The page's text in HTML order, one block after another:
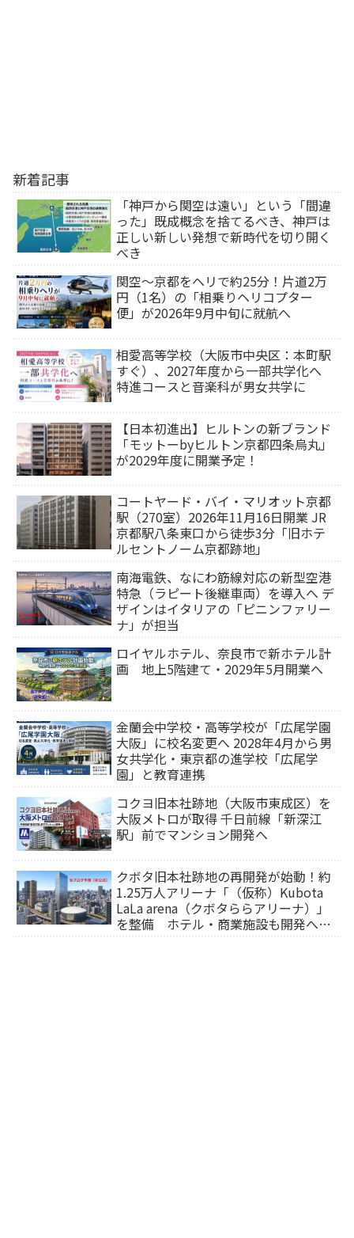
新着記事
「神戸から関空は遠い」という「間違
った」既成概念を捨てるべき、神戸は
正しい新しい発想で新時代を切り開く
べき
関空～京都をヘリで約25分！片道2万
円（1名）の「相乗りヘリコプター
便」が2026年9月中旬に就航へ
相愛高等学校（大阪市中央区：本町駅
すぐ）、2027年度から一部共学化へ
特進コースと音楽科が男女共学に
【日本初進出】ヒルトンの新ブランド
「モットーbyヒルトン京都四条烏丸」
が2029年度に開業予定！
コートヤード・バイ・マリオット京都
駅（270室）2026年11月16日開業 JR
京都駅八条東口から徒歩3分「旧ホテ
ルセントノーム京都跡地」
南海電鉄、なにわ筋線対応の新型空港
特急（ラピート後継車両）を導入へ デ
ザインはイタリアの「ピニンファリー
ナ」が担当
ロイヤルホテル、奈良市で新ホテル計
画 地上5階建て・2029年5月開業へ
金蘭会中学校・高等学校が「広尾学園
大阪」に校名変更へ 2028年4月から男
女共学化・東京都の進学校「広尾学
園」と教育連携
コクヨ旧本社跡地（大阪市東成区）を
大阪メトロが取得 千日前線「新深江
駅」前でマンション開発へ
クボタ旧本社跡地の再開発が始動！約
1.25万人アリーナ「（仮称）Kubota
LaLa arena（クボタららアリーナ）」
を整備 ホテル・商業施設も開発へ